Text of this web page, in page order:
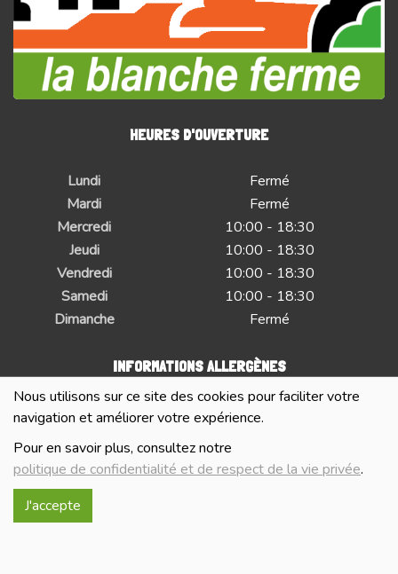
Nous utilisons sur ce site des cookies pour faciliter votre
navigation et améliorer votre expérience.
Pour en savoir plus, consultez notre
politique de confidentialité et de respect de la vie privée.
J'accepte
HEURES D'OUVERTURE
Lundi
Fermé
Mardi
Fermé
Mercredi
10:00 - 18:30
Jeudi
10:00 - 18:30
Vendredi
10:00 - 18:30
Samedi
10:00 - 18:30
Dimanche
Fermé
INFORMATIONS ALLERGÈNES
Tous nos produits sont susceptibles de contenir des
informations sur ceux-ci, vous pouvez nous contacter par e-
mail à l'adresseinfo@lablancheferme.be